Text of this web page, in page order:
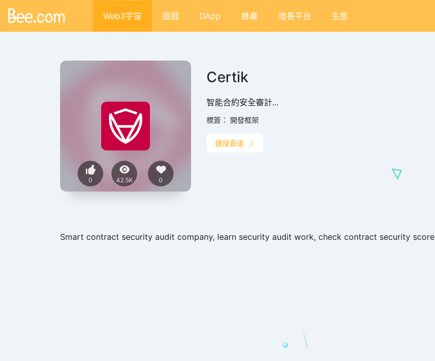
Web3宇宙 遊戲 DApp 蜂巢 增長平台 生態
0 42.5K 0
Certik
智能合約安全審計...
標簽： 開發框架
鏈接直達
Smart contract security audit company, learn security audit work, check contract security score